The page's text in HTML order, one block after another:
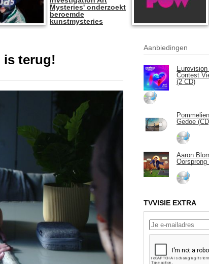
Mysteries' onderzoekt
beroemde
kunstmysteries
is terug!
Aanbiedingen
Contest
(2 CD)
Gedoe
Aaron
Oorsprong
TVVISIE EXTRA